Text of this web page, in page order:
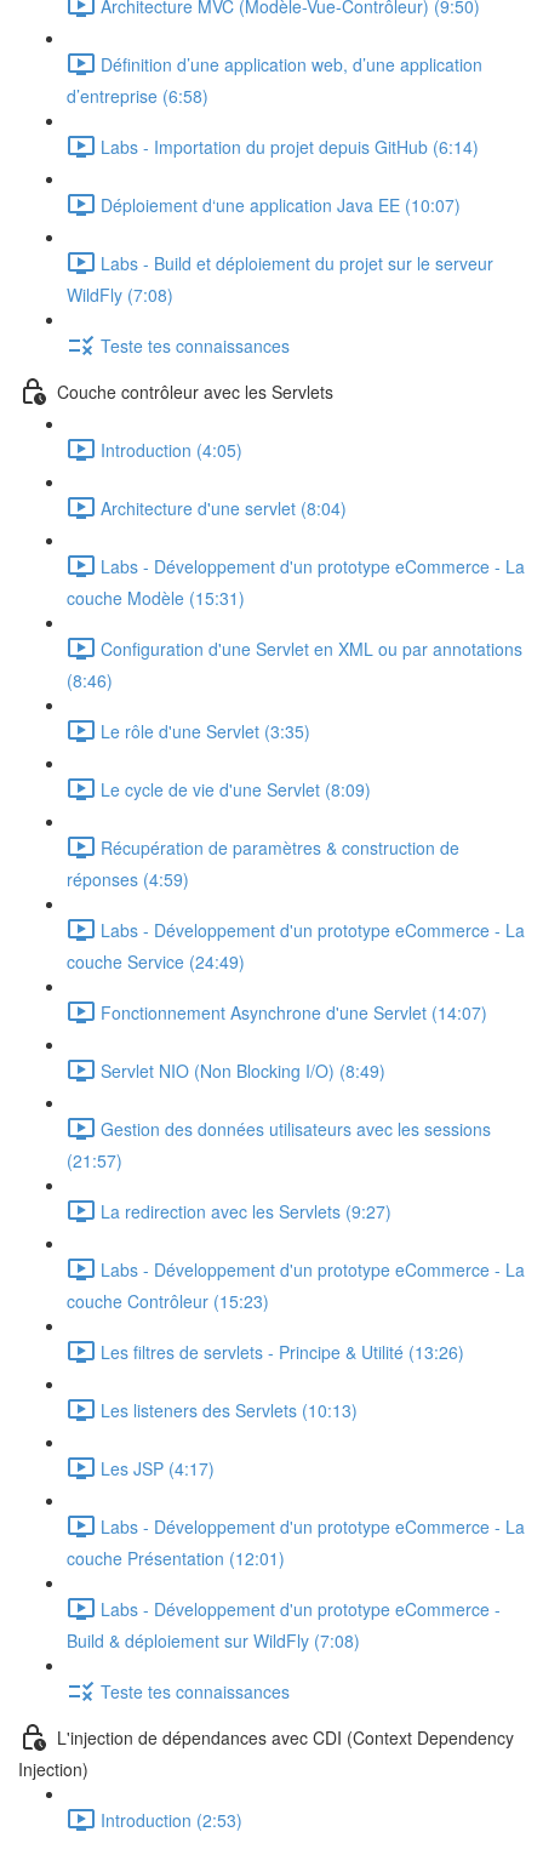
Architecture MVC (Modèle-Vue-Contrôleur) (9:50)
Définition d’une application web, d’une application
d’entreprise (6:58)
Labs - Importation du projet depuis GitHub (6:14)
Déploiement d‘une application Java EE (10:07)
Labs - Build et déploiement du projet sur le serveur
WildFly (7:08)
Teste tes connaissances
Couche contrôleur avec les Servlets
Introduction (4:05)
Architecture d'une servlet (8:04)
Labs - Développement d'un prototype eCommerce - La
couche Modèle (15:31)
Configuration d'une Servlet en XML ou par annotations
(8:46)
Le rôle d'une Servlet (3:35)
Le cycle de vie d'une Servlet (8:09)
Récupération de paramètres & construction de
réponses (4:59)
Labs - Développement d'un prototype eCommerce - La
couche Service (24:49)
Fonctionnement Asynchrone d'une Servlet (14:07)
Servlet NIO (Non Blocking I/O) (8:49)
Gestion des données utilisateurs avec les sessions
(21:57)
La redirection avec les Servlets (9:27)
Labs - Développement d'un prototype eCommerce - La
couche Contrôleur (15:23)
Les filtres de servlets - Principe & Utilité (13:26)
Les listeners des Servlets (10:13)
Les JSP (4:17)
Labs - Développement d'un prototype eCommerce - La
couche Présentation (12:01)
Labs - Développement d'un prototype eCommerce -
Build & déploiement sur WildFly (7:08)
Teste tes connaissances
L'injection de dépendances avec CDI (Context Dependency
Injection)
Introduction (2:53)